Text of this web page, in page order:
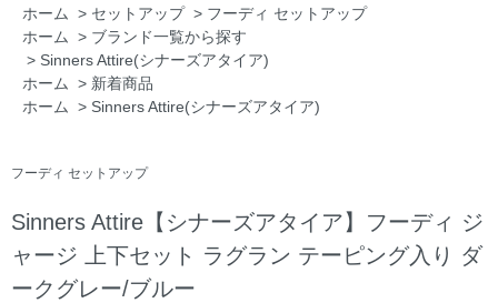
ホーム > セットアップ > フーディ セットアップ
ホーム > ブランド一覧から探す
> Sinners Attire(シナーズアタイア)
ホーム > 新着商品
ホーム > Sinners Attire(シナーズアタイア)
フーディ セットアップ
Sinners Attire【シナーズアタイア】フーディ ジ
ャージ 上下セット ラグラン テーピング入り ダ
ークグレー/ブルー